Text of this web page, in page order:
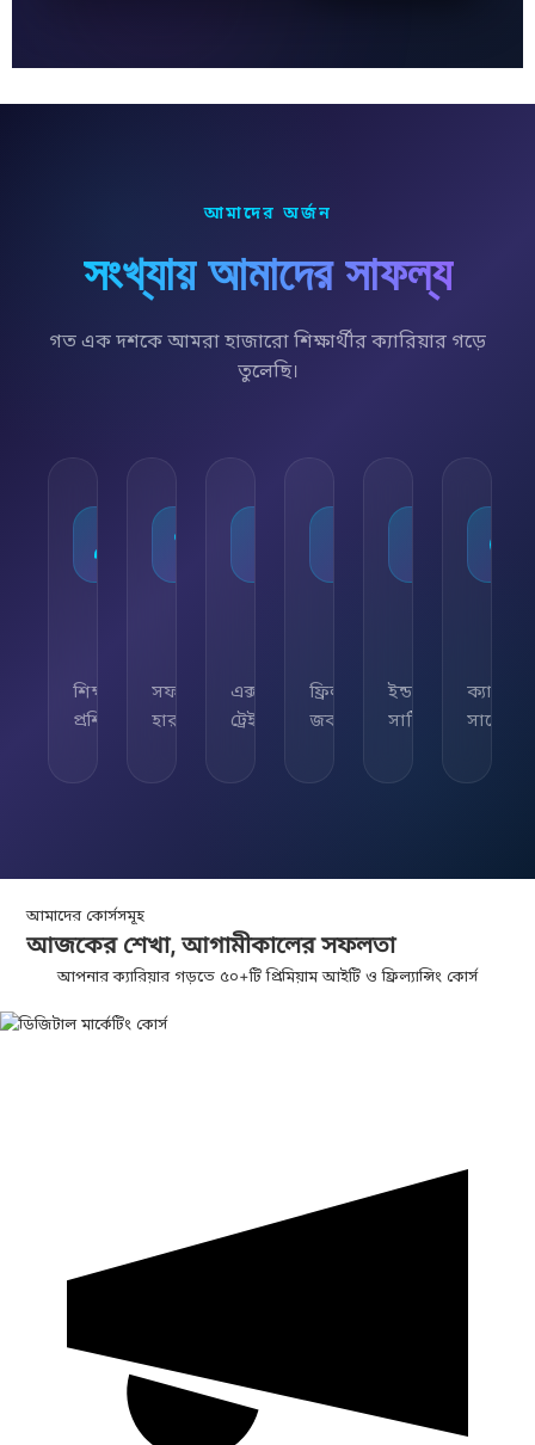
আমাদের অর্জন
সংখ্যায় আমাদের সাফল্য
গত এক দশকে আমরা হাজারো শিক্ষার্থীর ক্যারিয়ার গড়ে
তুলেছি।
শিক্ষার্থী
প্রশিক্ষিত
সফলতার
হার
এক্সপার্ট
ট্রেইনার
ফ্রিল্যান্সিং
জব
ইন্ডাস্ট্রি
সার্টিফিকেট
ক্যারিয়ার
সাপোর্ট
আমাদের কোর্সসমূহ
আজকের শেখা,আগামীকালের সফলতা
আপনার ক্যারিয়ার গড়তে ৫০+টি প্রিমিয়াম আইটি ও ফ্রিল্যান্সিং কোর্স